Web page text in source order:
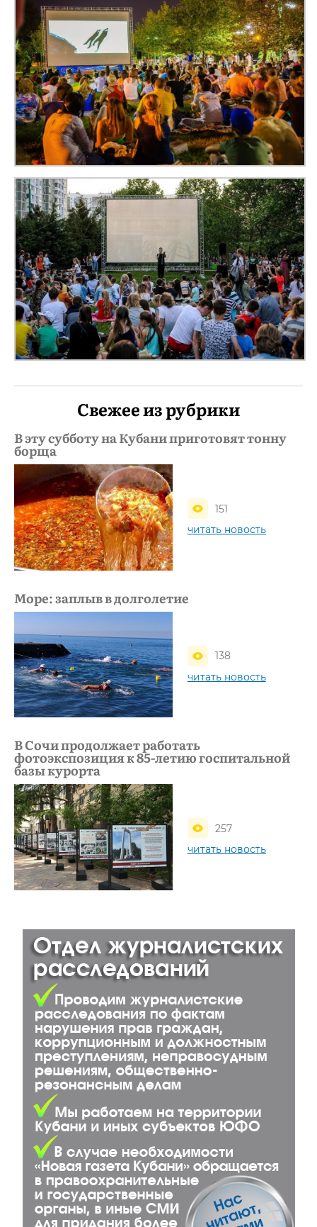
Свежее из рубрики
В эту субботу на Кубани приготовят тонну
борща
151
читать новость
Море: заплыв в долголетие
138
читать новость
В Сочи продолжает работать
фотоэкспозиция к 85-летию госпитальной
базы курорта
257
читать новость